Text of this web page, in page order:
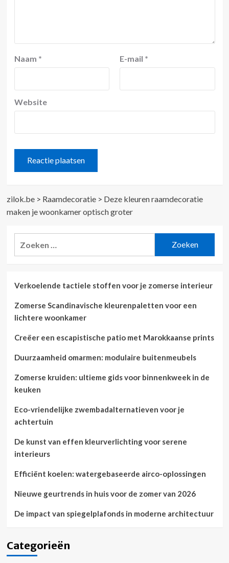
Naam * E-mail *
Website
zilok.be> Raamdecoratie> Deze kleuren raamdecoratie
maken je woonkamer optisch groter
Verkoelende tactiele stoffen voor je zomerse interieur
Zomerse Scandinavische kleurenpaletten voor een
lichtere woonkamer
Creëer een escapistische patio met Marokkaanse prints
Duurzaamheid omarmen: modulaire buitenmeubels
Zomerse kruiden: ultieme gids voor binnenkweek in de
keuken
Eco-vriendelijke zwembadalternatieven voor je
achtertuin
De kunst van effen kleurverlichting voor serene
interieurs
Efficiënt koelen: watergebaseerde airco-oplossingen
Nieuwe geurtrends in huis voor de zomer van 2026
De impact van spiegelplafonds in moderne architectuur
Categorieën